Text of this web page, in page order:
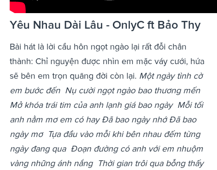
Yêu Nhau Dài Lâu - OnlyC ft Bảo Thy
Bài hát là lời cầu hôn ngọt ngào lại rất đỗi chân
thành: Chỉ nguyện được nhìn em mặc váy cưới, hứa
sẽ bên em trọn quãng đời còn lại. Một ngày tình cờ
em bước đến Nụ cười ngọt ngào bao thương mến
Mở khóa trái tim của anh lạnh giá bao ngày Mỗi tối
anh nằm mơ em có hay Đã bao ngày nhớ Đã bao
ngày mơ Tựa đầu vào mỗi khi bên nhau đếm từng
ngày đang qua Đoạn đường có anh với em nhuộm
vàng những ánh nắng Thời gian trôi qua bỗng thấy